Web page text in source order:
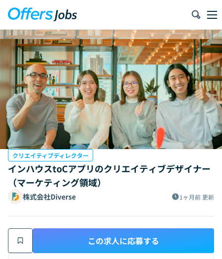
クリエイティブディレクター
インハウスtoCアプリのクリエイティブデザイナー
（マーケティング領域）
株式会社Diverse 1ヶ月前 更新
この求人に応募する